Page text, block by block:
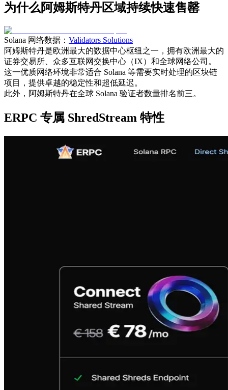
为什么阿姆斯特丹区域持续快速售罄
Solana 网络数据： Validators Solutions
阿姆斯特丹是欧洲最大的数据中心枢纽之一，拥有欧洲最大的
证券交易所、众多互联网交换中心（IX）和全球网络公司。
这一优质网络环境非常适合 Solana 等需要实时处理的区块链
项目，提供卓越的稳定性和超低延迟。
此外，阿姆斯特丹在全球 Solana 验证者数量排名前三。
ERPC 专属 ShredStream 特性